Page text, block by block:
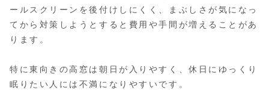
ールスクリーンを後付けしにくく、まぶしさが気になっ
てから対策しようとすると費用や手間が増えることがあ
ります。
特に東向きの高窓は朝日が入りやすく、休日にゆっくり
眠りたい人には不満になりやすいです。